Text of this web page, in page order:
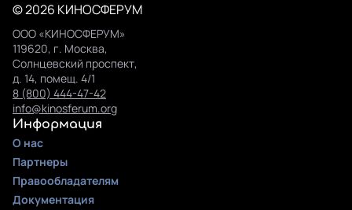
© 2026 КИНОСФЕРУМ
ООО «КИНОСФЕРУМ»
119620, г. Москва,
Солнцевский проспект,
д. 14, помещ. 4/1
8 (800) 444-47-42
info@kinosferum.org
Информация
О нас
Партнеры
Правообладателям
Документация